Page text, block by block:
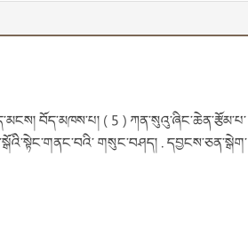
བོད་མཁས་པ། ( 5 ) ཀན་སུའུ་ཞིང་ཆེན་རྩོམ་པ་
གསུང་བཤད། . དབྱངས་ཅན་སྒེག་